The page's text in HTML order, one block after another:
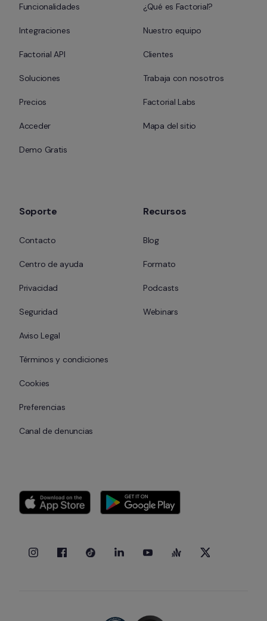
Funcionalidades
Integraciones
Factorial API
Soluciones
Precios
Acceder
Demo Gratis
¿Qué es Factorial?
Nuestro equipo
Clientes
Trabaja con nosotros
Factorial Labs
Mapa del sitio
Soporte
Contacto
Centro de ayuda
Privacidad
Seguridad
Aviso Legal
Términos y condiciones
Cookies
Preferencias
Canal de denuncias
Recursos
Blog
Formato
Podcasts
Webinars